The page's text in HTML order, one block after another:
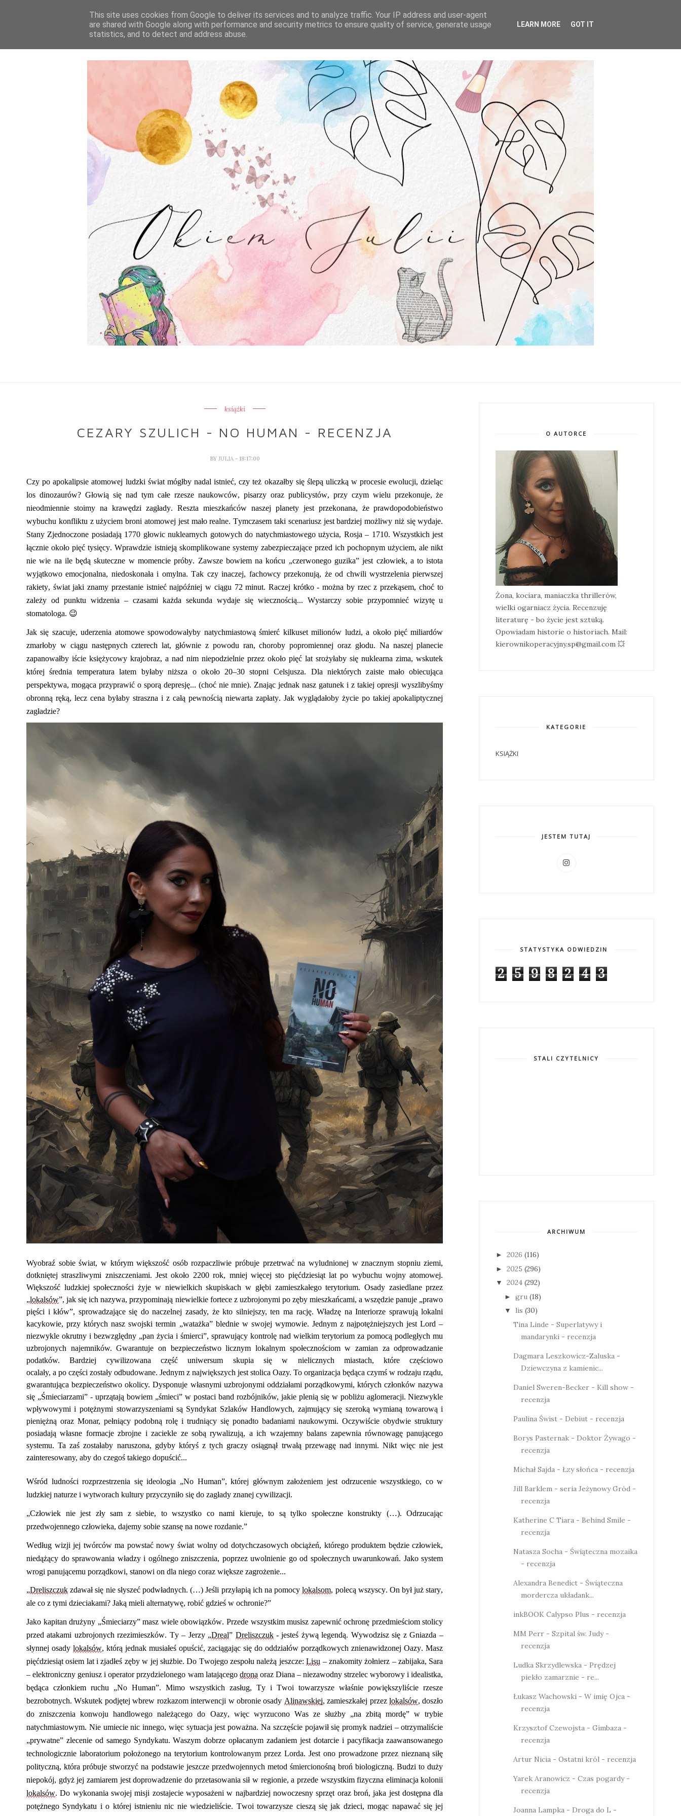
STRONA GŁÓWNA O MNIE WSPÓŁPRACA
książki
CEZARY SZULICH - NO HUMAN - RECENZJA
BY JULIA - 18:17:00
Czy po apokalipsie atomowej ludzki świat mógłby nadal istnieć, czy też okazałby się ślepą uliczką w procesie ewolucji, dzieląc
los dinozaurów? Głowią się nad tym całe rzesze naukowców, pisarzy oraz publicystów, przy czym wielu przekonuje, że
nieodmiennie stoimy na krawędzi zagłady. Reszta mieszkańców naszej planety jest przekonana, że prawdopodobieństwo
wybuchu konfliktu z użyciem broni atomowej jest mało realne. Tymczasem taki scenariusz jest bardziej możliwy niż się wydaje.
Stany Zjednoczone posiadają 1770 głowic nuklearnych gotowych do natychmiastowego użycia, Rosja – 1710. Wszystkich jest
łącznie około pięć tysięcy. Wprawdzie istnieją skomplikowane systemy zabezpieczające przed ich pochopnym użyciem, ale nikt
nie wie na ile będą skuteczne w momencie próby. Zawsze bowiem na końcu „czerwonego guzika” jest człowiek, a to istota
wyjątkowo emocjonalna, niedoskonała i omylna. Tak czy inaczej, fachowcy przekonują, że od chwili wystrzelenia pierwszej
rakiety, świat jaki znamy przestanie istnieć najpóźniej w ciągu 72 minut. Raczej krótko- można by rzec z przekąsem, choć to
zależy od punktu widzenia – czasami każda sekunda wydaje się wiecznością... Wystarczy sobie przypomnieć wizytę u
stomatologa. 😉
Jak się szacuje, uderzenia atomowe spowodowałyby natychmiastową śmierć kilkuset milionów ludzi, a około pięć miliardów
zmarłoby w ciągu następnych czterech lat, głównie z powodu ran, choroby popromiennej oraz głodu. Na naszej planecie
zapanowałby iście księżycowy krajobraz, a nad nim niepodzielnie przez około pięć lat srożyłaby się nuklearna zima, wskutek
której średnia temperatura latem byłaby niższa o około20–30 stopni Celsjusza. Dla niektórych zaiste mało obiecująca
perspektywa, mogąca przyprawić o sporą depresję... (choć nie mnie). Znając jednak nasz gatunek i z takiej opresji wyszlibyśmy
obronną ręką, lecz cena byłaby straszna i z całą pewnością niewarta zapłaty. Jak wyglądałoby życie po takiej apokaliptycznej
zagładzie?
Wyobraź sobie świat, w którym większość osóbrozpaczliwie próbuje przetrwać na wyludnionej w znacznym stopniu ziemi,
dotkniętej straszliwymi zniszczeniami. Jest około 2200 rok, mniej więcej sto pięćdziesiąt lat po wybuchu wojny atomowej.
Większość ludzkiej społeczności żyje w niewielkich skupiskach w głębi zamieszkałego terytorium. Osady zasiedlane przez
„lokalsów”, jak się ich nazywa, przypominają niewielkie fortece z uzbrojonymi po zęby mieszkańcami, a wszędzie panuje „prawo
pięści i kłów”, sprowadzające się do naczelnej zasady, że kto silniejszy, ten ma rację. Władzę na Interiorze sprawują lokalni
kacykowie, przy których nasz swojski termin „watażka” blednie w swojej wymowie. Jednym z najpotężniejszych jest Lord –
niezwykle okrutny i bezwzględny „pan życia i śmierci”, sprawujący kontrolę nad wielkim terytorium za pomocą podległych mu
uzbrojonych najemników. Gwarantuje on bezpieczeństwo licznym lokalnym społecznościom w zamian za odprowadzanie
podatków. Bardziej cywilizowana część uniwersum skupia się w nielicznych miastach, które częściowo
ocalały,a po części zostały odbudowane. Jednym z największych jest stolica Oazy. To organizacja będąca czymś w rodzaju rządu,
gwarantująca bezpieczeństwo okolicy. Dysponuje własnymi uzbrojonymi oddziałami porządkowymi, których członków nazywa
się „Śmieciarzami”- uprzątają bowiem „śmieci” w postaci band rozbójników, jakie plenią się w pobliżu aglomeracji. Niezwykle
wpływowymi i potężnymi stowarzyszeniamisą Syndykat Szlaków Handlowych, zajmujący się szeroką wymianą towarową i
pieniężną oraz Monar, pełniący podobną rolę i trudniący się ponadto badaniami naukowymi. Oczywiście obydwie struktury
posiadają własne formacje zbrojne i zaciekle ze sobą rywalizują, a ich wzajemny balans zapewnia równowagę panującego
systemu. Ta zaś zostałaby naruszona, gdyby któryś z tych graczy osiągnął trwałą przewagę nad innymi. Nikt więc nie jest
zainteresowany, aby do czegoś takiego dopuścić...
Wśród ludności rozprzestrzenia się ideologia „No Human”, której głównym założeniem jest odrzucenie wszystkiego, co w
ludzkiej naturze i wytworach kultury przyczyniło się do zagłady znanej cywilizacji.
„Człowiek nie jest zły sam z siebie, to wszystko co nami kieruje, to są tylko społeczne konstrukty (…). Odrzucając
przedwojennego człowieka, dajemy sobie szansę na nowe rozdanie.”
Według wizji jej twórców ma powstać nowy świat wolny od dotychczasowych obciążeń, którego produktem będzie człowiek,
niedążący do sprawowania władzy i ogólnego zniszczenia, poprzez uwolnienie go od społecznych uwarunkowań. Jako system
wrogi panującemu porządkowi, stanowi on dla niego coraz większe zagrożenie...
„Dreliszczuk zdawał się nie słyszeć podwładnych. (…) Jeśli przyłapią ich na pomocylokalsom, polecą wszyscy. On był już stary,
ale co z tymi dzieciakami? Jaką mieli alternatywę, robić gdzieś w ochronie?”
Jako kapitan drużyny „Śmieciarzy” masz wiele obowiązków. Przede wszystkim musisz zapewnić ochronę przedmieściomstolicy
przed atakami uzbrojonych rzezimieszków. Ty – Jerzy „Dreal” Dreliszczuk- jesteś żywą legendą. Wywodzisz się z Gniazda –
słynnej osadylokalsów, którą jednak musiałeś opuścić, zaciągając się do oddziałów porządkowych znienawidzonej Oazy. Masz
pięćdziesiąt osiem lat i zjadłeś zęby w jej służbie. Do Twojego zespołu należą jeszcze:Lisu – znakomity żołnierz – zabijaka, Sara
– elektroniczny geniusz i operator przydzielonego wam latającego drona oraz Diana – niezawodny strzelec wyborowy i idealistka,
będąca członkiem ruchu „No Human”. Mimo wszystkich zasług, Ty i Twoi towarzysze właśnie powiększyliście rzesze
bezrobotnych. Wskutek podjętej wbrew rozkazom interwencji w obronie osady Alinawskiej, zamieszkałej przezlokalsów, doszło
do zniszczenia konwoju handlowego należącego do Oazy, więc wyrzucono Was ze służby „na zbitą mordę” w trybie
natychmiastowym. Nie umiecie nic innego, więc sytuacja jest poważna. Na szczęście pojawił się promyk nadziei – otrzymaliście
„prywatne” zlecenie od samego Syndykatu. Waszymdobrze opłacanym zadaniem jest dotarcie i pacyfikacja zaawansowanego
technologicznie laboratorium położonego na terytorium kontrolowanym przez Lorda. Jest ono prowadzone przez nieznaną siłę
polityczną, która próbuje stworzyć na podstawie jeszcze przedwojennych metod śmiercionośną broń biologiczną. Budzi to duży
niepokój, gdyż jej zamiarem jest doprowadzenie do przetasowania sił w regionie, a przede wszystkim fizyczna eliminacja kolonii
lokalsów. Do wykonania swojej misji zostajecie wyposażeni w najbardziej nowoczesny sprzęt oraz broń, jaka jest dostępna dla
potężnego Syndykatu i o której istnieniu nic nie wiedzieliście. Twoi towarzysze cieszą się jak dzieci, mogąc napawać się jej
O AUTORCE
Żona, kociara, maniaczka thrillerów,
wielki ogarniacz życia. Recenzuję
literaturę - bo życie jest sztuką.
Opowiadam historie o historiach. Mail:
kierownikoperacyjny.sp@gmail.com 💥
KATEGORIE
KSIĄŻKI
JESTEM TUTAJ
STATYSTYKA ODWIEDZIN
2 5 9 8 2 4 3
STALI CZYTELNICY
ARCHIWUM
► 2026 (116)
► 2025 (296)
▼ 2024 (292)
► gru (18)
▼ lis (30)
Tina Linde - Superlatywy i
mandarynki - recenzja
Dagmara Leszkowicz-Zaluska -
Dziewczyna z kamienic...
Daniel Sweren-Becker - Kill show -
recenzja
Paulina Świst - Debiut - recenzja
Borys Pasternak - Doktor Żywago -
recenzja
Michał Sajda - Łzy słońca - recenzja
Jill Barklem - seria Jeżynowy Gród -
recenzja
Katherine C Tiara - Behind Smile -
recenzja
Natasza Socha - Świąteczna mozaika
- recenzja
Alexandra Benedict - Świąteczna
mordercza układank...
inkBOOK Calypso Plus - recenzja
MM Perr - Szpital św. Judy -
recenzja
Ludka Skrzydlewska - Prędzej
piekło zamarznie - re...
Łukasz Wachowski - W imię Ojca -
recenzja
Krzysztof Czewojsta - Gimbaza -
recenzja
Artur Nicia - Ostatni król - recenzja
Yarek Aranowicz - Czas pogardy -
recenzja
Joanna Lampka - Droga do L -
This site uses cookies from Google to deliver its services and to analyze traffic. Your IP address and user-agent
are shared with Google along with performance and security metrics to ensure quality of service, generate usage
statistics, and to detect and address abuse.
LEARN MORE GOT IT